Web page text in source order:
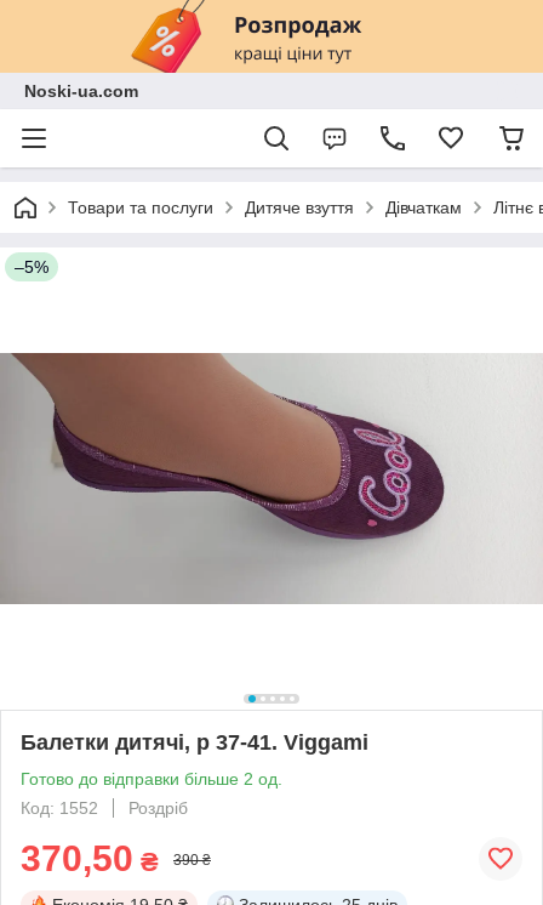
Noski-ua.com
Товари та послуги Дитяче взуття Дівчаткам Літнє
–5%
Балетки дитячі, р 37-41. Viggami
Готово до відправки більше 2 од.
Код: 1552
Роздріб
370,50 ₴ 390 ₴